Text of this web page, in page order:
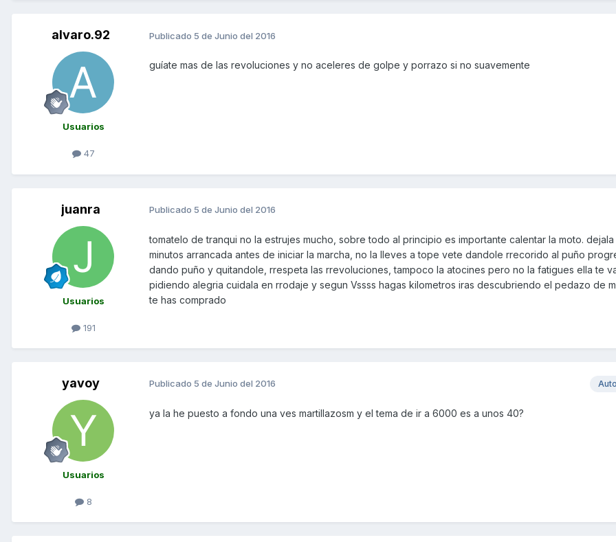
alvaro.92
Usuarios
47
Publicado 5 de Junio del 2016
guíate mas de las revoluciones y no aceleres de golpe y porrazo si no suavemente
juanra
Usuarios
191
Publicado 5 de Junio del 2016
tomatelo de tranqui no la estrujes mucho, sobre todo al principio es importante calentar la moto.
minutos arrancada antes de iniciar la marcha, no la lleves a tope vete dandole rrecorido al puño
dando puño y quitandole, rrespeta las rrevoluciones, tampoco la atocines pero no la fatigues ella te
pidiendo alegria cuidala en rrodaje y segun Vssss hagas kilometros iras descubriendo el pedazo de
te has comprado
yavoy
Usuarios
8
Publicado 5 de Junio del 2016
ya la he puesto a fondo una ves martillazosm y el tema de ir a 6000 es a unos 40?